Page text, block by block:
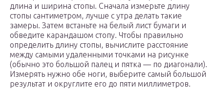
длина и ширина стопы. Сначала измерьте длину
стопы сантиметром, лучше с утра делать такие
замеры. Затем встаньте на белый лист бумаги и
обведите карандашом стопу. Чтобы правильно
определить длину стопы, вычислите расстояние
между самыми удаленными точками на рисунке
(обычно это большой палец и пятка — по диагонали).
Измерять нужно обе ноги, выберите самый большой
результат и округлите его до пяти миллиметров.